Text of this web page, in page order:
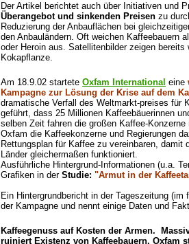
Der Artikel berichtet auch über Initiativen und
Überangebot und sinkenden Preisen zu
Reduzierung der Anbauflächen bei
den Anbauländern. Oft weichen Kaffeebauern
oder Heroin aus. Satellitenbilder zeigen bereits
Kokapflanze.
Am 18.9.02 startete Oxfam International eine
Kampagne zur Lösung der Krise auf dem
dramatische Verfall des Weltmarkt-preises für
geführt, dass 25 Millionen Kaffeebäuerinnen
selben Zeit fahren die großen Kaffee-
Oxfam die Kaffeekonzerne und Regierungen
Rettungsplan für Kaffee zu vereinbaren, damit
Länder gleichermaßen funktioniert.
Ausführliche Hintergrund-Informationen (u.a.
Grafiken in der Studie: "Armut in der
Ein Hintergrundbericht in der Tageszeitung (im
der Kampagne und nennt einige Daten und
Kaffeegenuss auf Kosten der Armen.
ruiniert Existenz von Kaffeebauern. Oxfam